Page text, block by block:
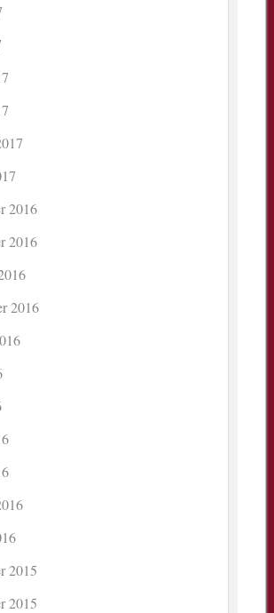
2016
2016
2016
2015
2015